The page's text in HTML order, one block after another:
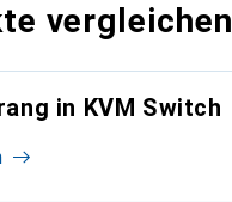
vergleichen
in KVM Switch